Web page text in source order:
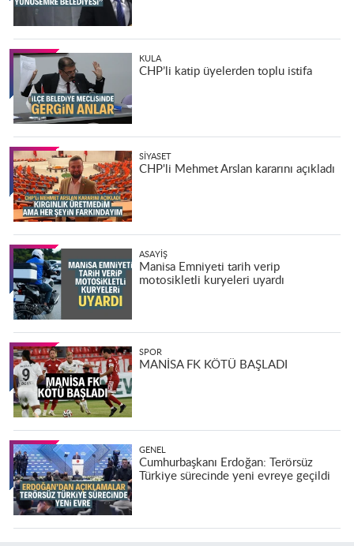
KULA
CHP’li katip üyelerden toplu istifa
SIYASET
CHP'li Mehmet Arslan kararını açıkladı
ASAYIŞ
Manisa Emniyeti tarih verip
motosikletli kuryeleri uyardı
SPOR
MANİSA FK KÖTÜ BAŞLADI
GENEL
Cumhurbaşkanı Erdoğan: Terörsüz
Türkiye sürecinde yeni evreye geçildi